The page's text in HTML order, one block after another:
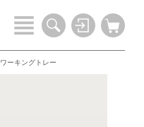
ワーキングトレー